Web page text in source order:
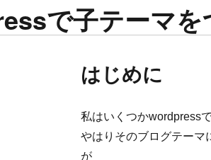
で子テーマを
はじめに
私はいくつかwordpress
やはりそのブログテーマ
が